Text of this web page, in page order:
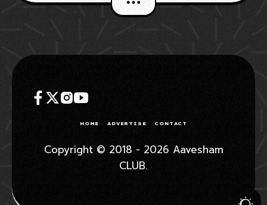
നാഴികക്കല്ലാണ്. പലപ്പോഴും തഴയപ്പെട്ട
HOME ADVERTISE CONTACT
Copyright © 2018 - 2026 Aavesham
CLUB.